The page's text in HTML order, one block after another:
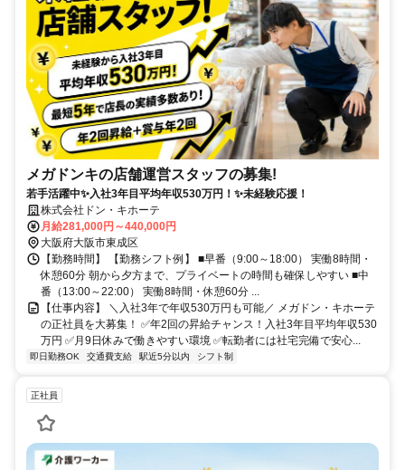
メガドンキの店舗運営スタッフの募集!
若手活躍中✨入社3年目平均年収530万円！✨未経験応援！
株式会社ドン・キホーテ
月給281,000円～440,000円
大阪府大阪市東成区
【勤務時間】 【勤務シフト例】 ■早番（9:00～18:00） 実働8時間・
休憩60分 朝から夕方まで、プライベートの時間も確保しやすい ■中
番（13:00～22:00） 実働8時間・休憩60分 ...
【仕事内容】 ＼入社3年で年収530万円も可能／ メガドン・キホーテ
の正社員を大募集！ ✅年2回の昇給チャンス！入社3年目平均年収530
万円 ✅月9日休みで働きやすい環境 ✅転勤者には社宅完備で安心...
即日勤務OK 交通費支給 駅近5分以内 シフト制
正社員